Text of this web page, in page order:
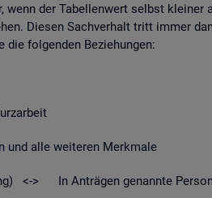
der Ta­bel­len­wert selbst klei­ner
Die­sen Sach­ver­halt tritt immer
die fol­gen­den Be­zie­hun­gen:
alle wei­te­ren Merk­ma­le
<-> In An­trä­gen ge­nann­te